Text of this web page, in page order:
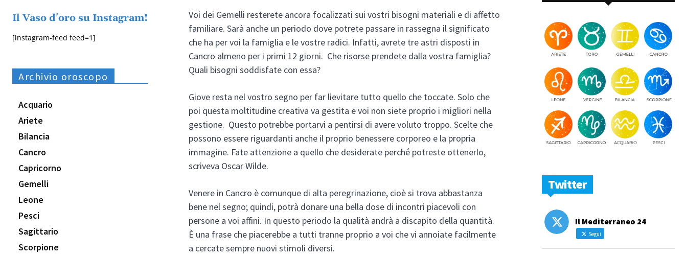
Il Vaso d'oro su Instagram!
[instagram-feed feed=1]
Archivio oroscopo
Acquario
Ariete
Bilancia
Cancro
Capricorno
Gemelli
Leone
Pesci
Sagittario
Scorpione
Voi dei Gemelli resterete ancora focalizzati sui vostri bisogni materiali e di affetto
familiare. Sarà anche un periodo dove potrete passare in rassegna il significato
che ha per voi la famiglia e le vostre radici. Infatti, avrete tre astri disposti in
Cancro almeno per i primi 12 giorni. Che risorse prendete dalla vostra famiglia?
Quali bisogni soddisfate con essa?
Giove resta nel vostro segno per far lievitare tutto quello che toccate. Solo che
poi questa moltitudine creativa va gestita e voi non siete proprio i migliori nella
gestione. Questo potrebbe portarvi a pentirsi di avere voluto troppo. Scelte che
possono essere riguardanti anche il proprio benessere corporeo e la propria
immagine. Fate attenzione a quello che desiderate perché potreste ottenerlo,
scriveva Oscar Wilde.
Venere in Cancro è comunque di alta peregrinazione, cioè si trova abbastanza
bene nel segno; quindi, potrà donare una bella dose di incontri piacevoli con
persone a voi affini. In questo periodo la qualità andrà a discapito della quantità.
È una frase che piacerebbe a tutti tranne proprio a voi che vi annoiate facilmente
a cercate sempre nuovi stimoli diversi.
Twitter
Il Mediterraneo 24
Segui